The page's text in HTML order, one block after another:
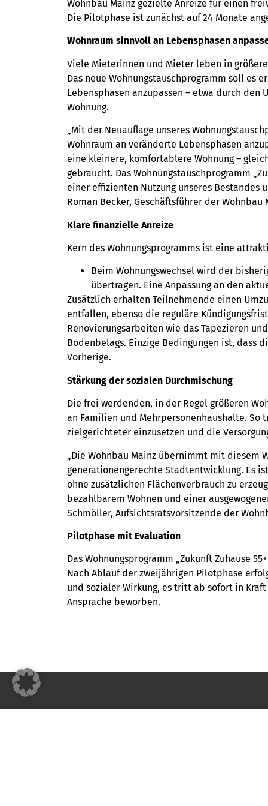
Wohnbau Mainz gezielte Anreize für einen
Die Pilotphase ist zunächst auf 24 Monate
Wohnraum sinnvoll an Lebensphasen
Viele Mieterinnen und Mieter leben in
Das neue Wohnungstauschprogramm soll es
Lebensphasen anzupassen – etwa durch
Wohnung.
„Mit der Neuauflage unseres
Wohnraum an veränderte Lebensphasen
eine kleinere, komfortablere Wohnung –
gebraucht. Das Wohnungstauschprogramm
einer effizienten Nutzung unseres Bestandes
Roman Becker, Geschäftsführer der Wohnbau
Klare finanzielle Anreize
Kern des Wohnungsprogramms ist eine
Beim Wohnungswechsel wird der
übertragen. Eine Anpassung an den
Zusätzlich erhalten Teilnehmende einen
entfallen, ebenso die reguläre
Renovierungsarbeiten wie das Tapezieren
Bodenbelags. Einzige Bedingungen ist, dass
Vorherige.
Stärkung der sozialen Durchmischung
Die frei werdenden, in der Regel größeren
an Familien und Mehrpersonenhaushalte. So
zielgerichteter einzusetzen und die
„Die Wohnbau Mainz übernimmt mit diesem
generationengerechte Stadtentwicklung. Es
ohne zusätzlichen Flächenverbrauch zu
bezahlbarem Wohnen und einer
Schmöller, Aufsichtsratsvorsitzende der
Pilotphase mit Evaluation
Das Wohnungsprogramm „Zukunft Zuhause
Nach Ablauf der zweijährigen Pilotphase
und sozialer Wirkung, es tritt ab sofort in
Ansprache beworben.